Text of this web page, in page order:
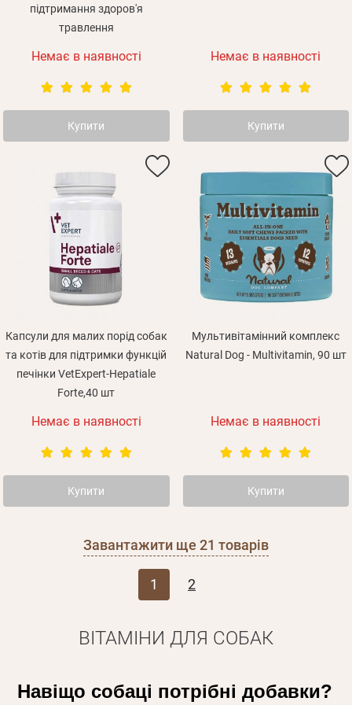
підтримання здоров'я
травлення
Немає в наявності
Купити
Немає в наявності
Купити
Капсули для малих порід собак
та котів для підтримки функцій
печінки VetExpert-Hepatiale
Forte,40 шт
Немає в наявності
Купити
Мультивітамінний комплекс
Natural Dog - Multivitamin, 90 шт
Немає в наявності
Купити
Завантажити ще 21 товарів
1 2
ВІТАМІНИ ДЛЯ СОБАК
Навіщо собаці потрібні добавки?